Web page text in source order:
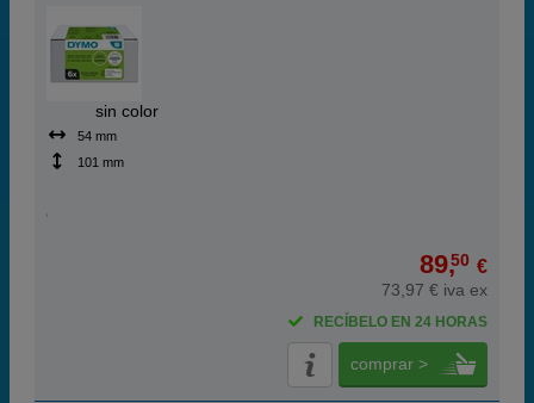
sin color
54 mm
101 mm
89,50 €
73,97 € iva ex
RECÍBELO EN 24 HORAS
comprar >